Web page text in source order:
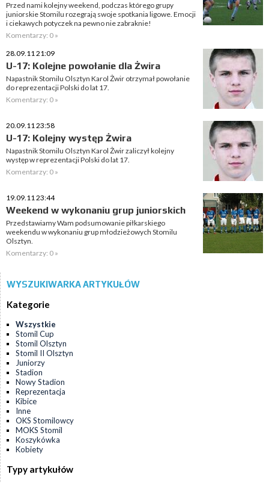
Przed nami kolejny weekend, podczas którego grupy
juniorskie Stomilu rozegrają swoje spotkania ligowe. Emocji
i ciekawych potyczek na pewno nie zabraknie!
Komentarzy: 0 »
28.09.11 21:09
U-17: Kolejne powołanie dla Żwira
Napastnik Stomilu Olsztyn Karol Żwir otrzymał powołanie
do reprezentacji Polski do lat 17.
Komentarzy: 0 »
20.09.11 23:58
U-17: Kolejny występ Żwira
Napastnik Stomilu Olsztyn Karol Żwir zaliczył kolejny
występ w reprezentacji Polski do lat 17.
Komentarzy: 0 »
19.09.11 23:44
Weekend w wykonaniu grup juniorskich
Przedstawiamy Wam podsumowanie piłkarskiego
weekendu w wykonaniu grup młodzieżowych Stomilu
Olsztyn.
Komentarzy: 0 »
WYSZUKIWARKA ARTYKUŁÓW
Kategorie
Wszystkie
Stomil Cup
Stomil Olsztyn
Stomil II Olsztyn
Juniorzy
Stadion
Nowy Stadion
Reprezentacja
Kibice
Inne
OKS Stomilowcy
MOKS Stomil
Koszykówka
Kobiety
Typy artykułów